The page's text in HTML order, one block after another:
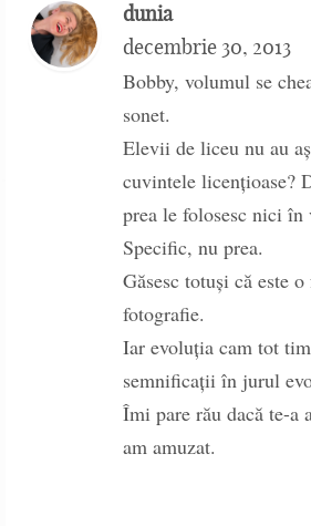
dunia
decembrie 30, 2013
Bobby, volumul se
sonet.
Elevii de liceu nu au
cuvintele licențioase?
prea le folosesc nici
Specific, nu prea.
Găsesc totuși că este
fotografie.
Iar evoluția cam tot
semnificații în jurul
Îmi pare rău dacă te-a
am amuzat.